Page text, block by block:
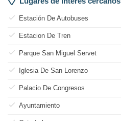
Estación De Autobuses
Estacion De Tren
Parque San Miguel Servet
Iglesia De San Lorenzo
Palacio De Congresos
Ayuntamiento